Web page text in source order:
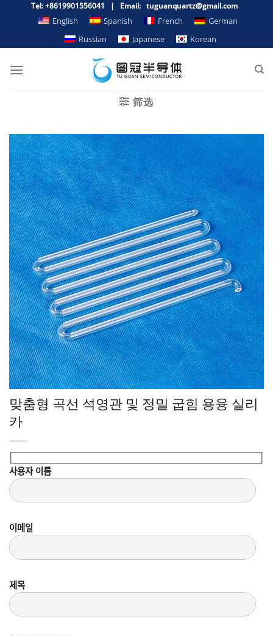
容
Tel: +8619901556041 | Email: tuguanquartz@gmail.com
English Spanish French
German
Russian
Japanese Korean
筛选
맞춤형 곡선 석영관 및 정밀 굽힘 용융 실리
카
사용자 이름
이메일
제목